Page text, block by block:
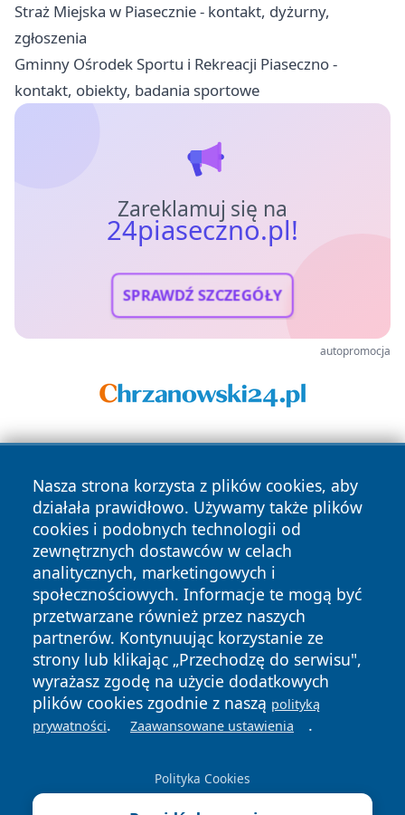
Straż Miejska w Piasecznie - kontakt, dyżurny,
zgłoszenia
Gminny Ośrodek Sportu i Rekreacji Piaseczno -
kontakt, obiekty, badania sportowe
Zareklamuj się na
24piaseczno.pl!
SPRAWDŹ SZCZEGÓŁY
autopromocja
Nasza strona korzysta z plików cookies, aby
działała prawidłowo. Używamy także plików
cookies i podobnych technologii od
zewnętrznych dostawców w celach
analitycznych, marketingowych i
społecznościowych. Informacje te mogą być
przetwarzane również przez naszych
partnerów. Kontynuując korzystanie ze
strony lub klikając „Przechodzę do serwisu",
wyrażasz zgodę na użycie dodatkowych
plików cookies zgodnie z naszą polityką
prywatności. Zaawansowane ustawienia .
Polityka Cookies
Copyright © 2026 24piaseczno.pl Wszystkie prawa
zastrzeżone.
News Autorzy
Polityka
Prywatności
Polityka
Cookies